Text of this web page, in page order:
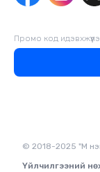
Промо код
© 2018-2025 "М
Үйлчилгээний